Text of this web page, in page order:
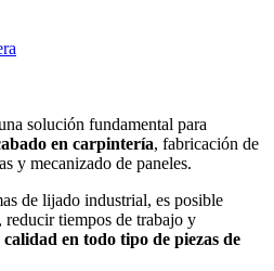
solución fundamental para
en carpintería, fabricación de
y mecanizado de paneles.
de lijado industrial, es posible
tiempos de trabajo y
en todo tipo de piezas de